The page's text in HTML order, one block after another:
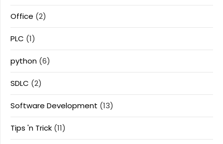
Office (2)
PLC (1)
python (6)
SDLC (2)
Software Development (13)
Tips 'n Trick (11)